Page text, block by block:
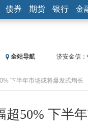
债券 期货 银行 金
全站导航
济安金信：
记者手记：
济安金信：
【新华财
下半年市场或将爆发式增长
50% 下半